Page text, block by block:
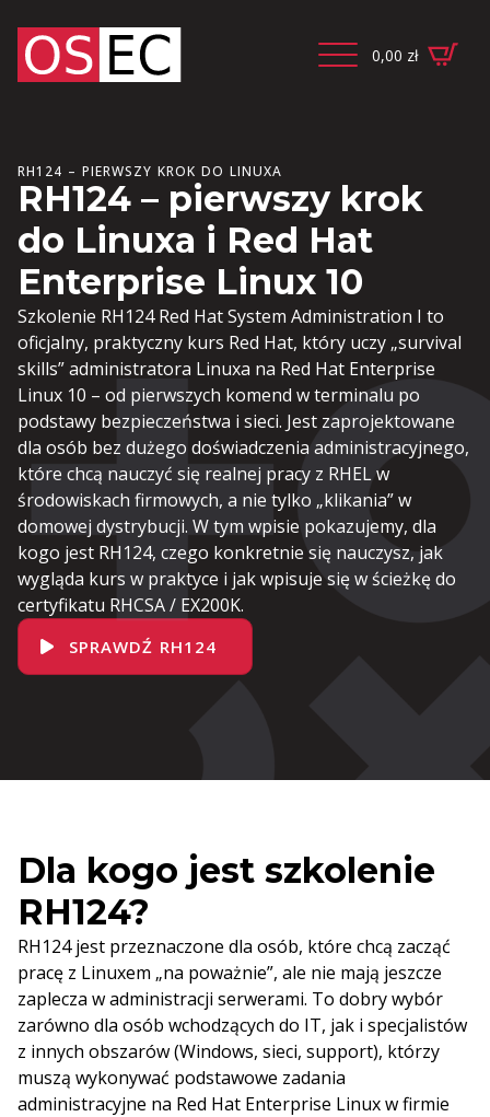
0,00 zł
RH124 – PIERWSZY KROK DO LINUXA
RH124 – pierwszy krok
do Linuxa i Red Hat
Enterprise Linux 10
Szkolenie RH124 Red Hat System Administration I to
oficjalny, praktyczny kurs Red Hat, który uczy „survival
skills” administratora Linuxa na Red Hat Enterprise
Linux 10 – od pierwszych komend w terminalu po
podstawy bezpieczeństwa i sieci. Jest zaprojektowane
dla osób bez dużego doświadczenia administracyjnego,
które chcą nauczyć się realnej pracy z RHEL w
środowiskach firmowych, a nie tylko „klikania” w
domowej dystrybucji. W tym wpisie pokazujemy, dla
kogo jest RH124, czego konkretnie się nauczysz, jak
wygląda kurs w praktyce i jak wpisuje się w ścieżkę do
certyfikatu RHCSA / EX200K.
SPRAWDŹ RH124
Dla kogo jest szkolenie
RH124?
RH124 jest przeznaczone dla osób, które chcą zacząć
pracę z Linuxem „na poważnie”, ale nie mają jeszcze
zaplecza w administracji serwerami. To dobry wybór
zarówno dla osób wchodzących do IT, jak i specjalistów
z innych obszarów (Windows, sieci, support), którzy
muszą wykonywać podstawowe zadania
administracyjne na Red Hat Enterprise Linux w firmie